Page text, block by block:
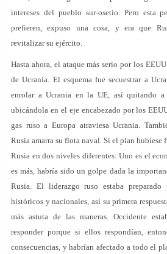
intereses del pueblo sur-osetio. Pero esta
prefieren, expuso una cosa, y era que
revitalizar su ejército.
Hasta ahora, el ataque más serio por los
de Ucrania. El esquema fue secuestrar a
enrolar a Ucrania en la UE, así quitando
ubicándola en el eje encabezado por los
gas ruso a Europa atraviesa Ucrania.
Rusia amarra su flota naval. Si el plan hubiese
Rusia en dos niveles diferentes: Uno es el
es más, habría sido un golpe dada la
Rusia. El liderazgo ruso estaba preparado
históricos y nacionales, así su primera
más astuta de las maneras. Occidente
responder porque si ellos respondían,
consecuencias, y habrían afectado a todo el